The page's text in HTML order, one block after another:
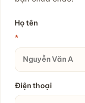
Họ tên
*
Điện thoại